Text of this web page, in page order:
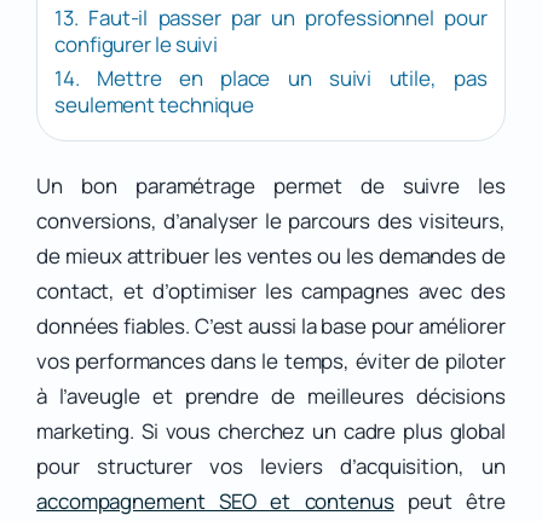
13. Faut-il passer par un professionnel pour
configurer le suivi
14. Mettre en place un suivi utile, pas
seulement technique
Un bon paramétrage permet de suivre les
conversions, d’analyser le parcours des visiteurs,
de mieux attribuer les ventes ou les demandes de
contact, et d’optimiser les campagnes avec des
données fiables. C’est aussi la base pour améliorer
vos performances dans le temps, éviter de piloter
à l’aveugle et prendre de meilleures décisions
marketing. Si vous cherchez un cadre plus global
pour structurer vos leviers d’acquisition, un
accompagnement SEO et contenuspeut être